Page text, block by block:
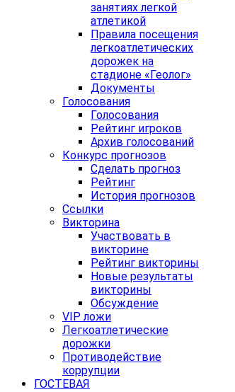
занятиях легкой
атлетикой
Правила посещения
легкоатлетических
дорожек на
стадионе «Геолог»
Документы
Голосования
Голосования
Рейтинг игроков
Архив голосований
Конкурс прогнозов
Сделать прогноз
Рейтинг
История прогнозов
Ссылки
Викторина
Участвовать в
викторине
Рейтинг викторины
Новые результаты
викторины
Обсуждение
VIP ложи
Легкоатлетические
дорожки
Противодействие
коррупции
ГОСТЕВАЯ